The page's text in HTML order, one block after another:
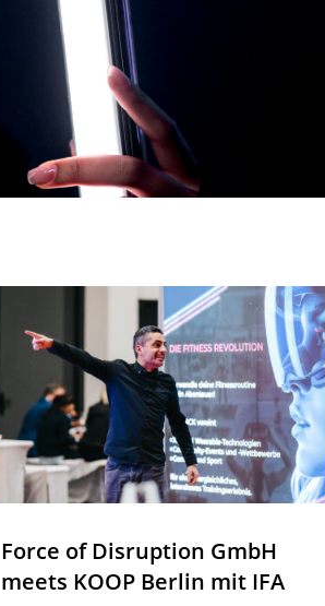
Force of Disruption GmbH
meets KOOP Berlin mit IFA